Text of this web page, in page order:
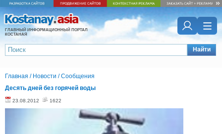
ГЛАВНЫЙ ИНФОРМАЦИОННЫЙ ПОРТАЛ
КОСТАНАЯ
Найти
Главная / Новости /Сообщения
Десять дней без горячей воды
23.08.2012 1622